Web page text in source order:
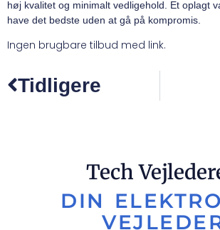
høj kvalitet og minimalt vedligehold. Et oplagt
have det bedste uden at gå på kompromis.
Ingen brugbare tilbud med link.
Tidligere
Tech
DIN